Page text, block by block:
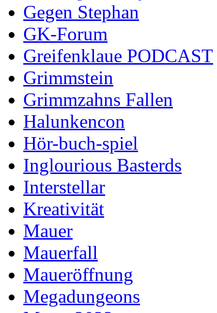
Gegen Stephan
GK-Forum
Greifenklaue PODCAST
Grimmstein
Grimmzahns Fallen
Halunkencon
Hör-buch-spiel
Inglourious Basterds
Interstellar
Kreativität
Mauer
Mauerfall
Maueröffnung
Megadungeons